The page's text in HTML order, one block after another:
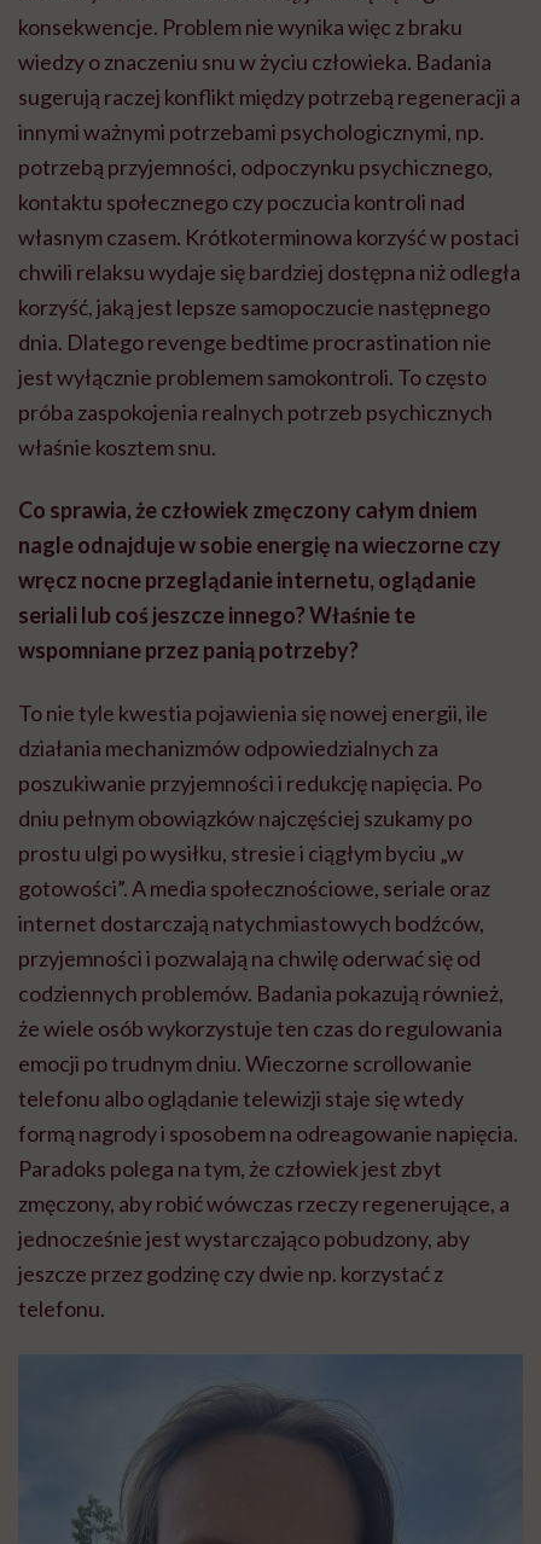
konsekwencje. Problem nie wynika więc z braku
wiedzy o znaczeniu snu w życiu człowieka. Badania
sugerują raczej konflikt między potrzebą regeneracji a
innymi ważnymi potrzebami psychologicznymi, np.
potrzebą przyjemności, odpoczynku psychicznego,
kontaktu społecznego czy poczucia kontroli nad
własnym czasem. Krótkoterminowa korzyść w postaci
chwili relaksu wydaje się bardziej dostępna niż odległa
korzyść, jaką jest lepsze samopoczucie następnego
dnia. Dlatego revenge bedtime procrastination nie
jest wyłącznie problemem samokontroli. To często
próba zaspokojenia realnych potrzeb psychicznych
właśnie kosztem snu.
Co sprawia, że człowiek zmęczony całym dniem
nagle odnajduje w sobie energię na wieczorne czy
wręcz nocne przeglądanie internetu, oglądanie
seriali lub coś jeszcze innego? Właśnie te
wspomniane przez panią potrzeby?
To nie tyle kwestia pojawienia się nowej energii, ile
działania mechanizmów odpowiedzialnych za
poszukiwanie przyjemności i redukcję napięcia. Po
dniu pełnym obowiązków najczęściej szukamy po
prostu ulgi po wysiłku, stresie i ciągłym byciu „w
gotowości”. A media społecznościowe, seriale oraz
internet dostarczają natychmiastowych bodźców,
przyjemności i pozwalają na chwilę oderwać się od
codziennych problemów. Badania pokazują również,
że wiele osób wykorzystuje ten czas do regulowania
emocji po trudnym dniu. Wieczorne scrollowanie
telefonu albo oglądanie telewizji staje się wtedy
formą nagrody i sposobem na odreagowanie napięcia.
Paradoks polega na tym, że człowiek jest zbyt
zmęczony, aby robić wówczas rzeczy regenerujące, a
jednocześnie jest wystarczająco pobudzony, aby
jeszcze przez godzinę czy dwie np. korzystać z
telefonu.